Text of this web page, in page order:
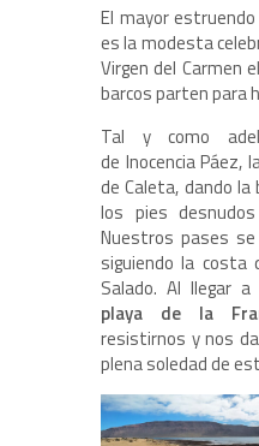
El mayor
es la modesta
Virgen del Carmen
barcos parten para
Tal y como
de Inocencia Páez,
de Caleta, dando
los pies
Nuestros pases
siguiendo la costa
Salado. Al llegar
playa de la
resistirnos y nos
plena soledad de